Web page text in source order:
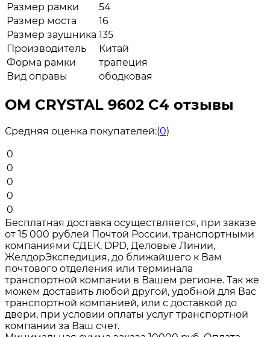
Размер рамки
54
Размер моста
16
Размер заушника 135
Производитель
Китай
Форма рамки
трапеция
Вид оправы
ободковая
ОМ CRYSTAL 9602 C4 отзывы
Средняя оценка покупателей:(0)
0
0
0
0
0
Бесплатная доставка осуществляется, при заказе
от 15 000 рублей Почтой России, транспортными
компаниями СДЕК, DPD, Деловые Линии,
ЖелдорЭкспедиция, до ближайшего к Вам
почтового отделения или терминала
транспортной компании в Вашем регионе. Так же
можем доставить любой другой, удобной для Вас
транспортной компанией, или с доставкой до
двери, при условии оплаты услуг транспортной
компании за Ваш счет.